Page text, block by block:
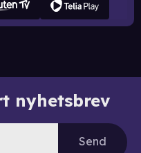
nyhetsbrev
Send